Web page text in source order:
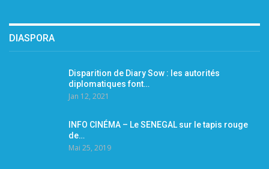
DIASPORA
Disparition de Diary Sow : les autorités
diplomatiques font…
Jan 12, 2021
INFO CINÉMA – Le SENEGAL sur le tapis rouge
de…
Mai 25, 2019